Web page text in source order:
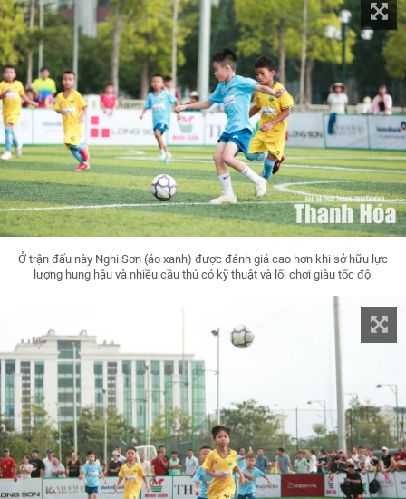
Ở trận đấu này Nghi Sơn (áo xanh) được đánh giá cao hơn khi sở hữu lực
lượng hung hậu và nhiều cầu thủ có kỹ thuật và lối chơi giàu tốc độ.